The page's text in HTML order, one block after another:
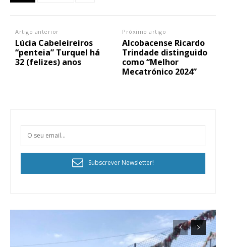
Artigo anterior
Lúcia Cabeleireiros
“penteia” Turquel há
32 (felizes) anos
Próximo artigo
Alcobacense Ricardo
Trindade distinguido
como “Melhor
Mecatrónico 2024”
Subscrever Newsletter!